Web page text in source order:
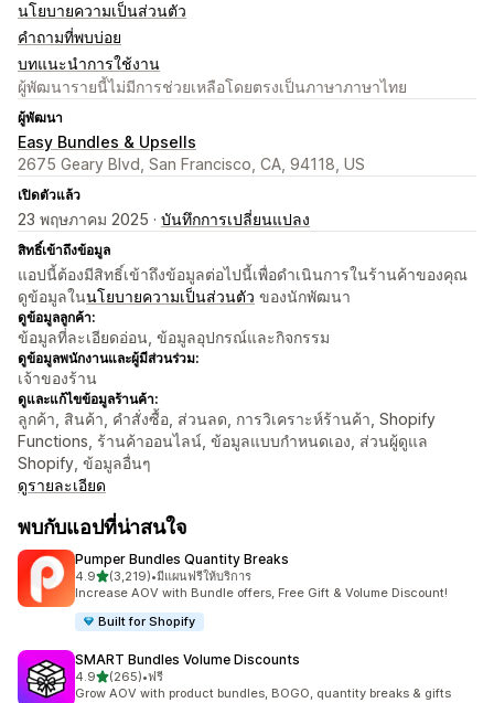
นโยบายความเป็นส่วนตัว
คำถามที่พบบ่อย
บทแนะนำการใช้งาน
ผู้พัฒนารายนี้ไม่มีการช่วยเหลือโดยตรงเป็นภาษาภาษาไทย
ผู้พัฒนา
Easy Bundles & Upsells
2675 Geary Blvd, San Francisco, CA, 94118, US
เปิดตัวแล้ว
23 พฤษภาคม 2025 · บันทึกการเปลี่ยนแปลง
สิทธิ์เข้าถึงข้อมูล
แอปนี้ต้องมีสิทธิ์เข้าถึงข้อมูลต่อไปนี้เพื่อดำเนินการในร้านค้าของคุณ
ดูข้อมูลในนโยบายความเป็นส่วนตัว ของนักพัฒนา
ดูข้อมูลลูกค้า:
ข้อมูลที่ละเอียดอ่อน, ข้อมูลอุปกรณ์และกิจกรรม
ดูข้อมูลพนักงานและผู้มีส่วนร่วม:
เจ้าของร้าน
ดูและแก้ไขข้อมูลร้านค้า:
ลูกค้า, สินค้า, คำสั่งซื้อ, ส่วนลด, การวิเคราะห์ร้านค้า, Shopify
Functions, ร้านค้าออนไลน์, ข้อมูลแบบกำหนดเอง, ส่วนผู้ดูแล
Shopify, ข้อมูลอื่นๆ
ดูรายละเอียด
พบกับแอปที่น่าสนใจ
Pumper Bundles Quantity Breaks
4.9เต็ม 5 ดาว
(3,219)
ทั้งหมด 3219 รีวิว
•มีแผนฟรีให้บริการ
Increase AOV with Bundle offers, Free Gift & Volume Discount!
Built for Shopify
SMART Bundles Volume Discounts
4.9เต็ม 5 ดาว
(265)
ทั้งหมด 265 รีวิว
•ฟรี
Grow AOV with product bundles, BOGO, quantity breaks & gifts